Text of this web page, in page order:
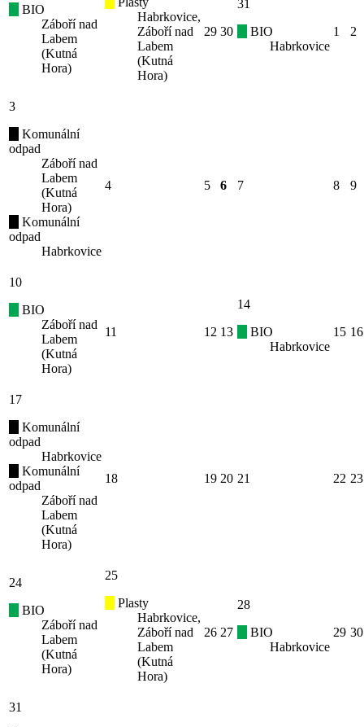
BIO
Záboří nad
Labem
(Kutná
Hora)
Habrkovice,
Záboří nad
Labem
(Kutná
Hora)
29 30
31
BIO
Habrkovice
1 2
3
Komunální
odpad
Záboří nad
Labem
(Kutná
Hora)
Komunální
odpad
Habrkovice
4 5 6 7 8 9
10
BIO
Záboří nad
Labem
(Kutná
Hora)
11 12 13
14
BIO
Habrkovice
15 16
17
Komunální
odpad
Habrkovice
Komunální
odpad
Záboří nad
Labem
(Kutná
Hora)
18 19 20 21 22 23
24
BIO
Záboří nad
Labem
(Kutná
Hora)
25
Plasty
Habrkovice,
Záboří nad
Labem
(Kutná
Hora)
26 27
28
BIO
Habrkovice
29 30
31